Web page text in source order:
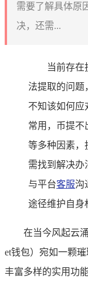
需要了解具体原
决，还需...
当前存在
法提取的问题
不知该如何应
常用，币提不
等多种因素，
需找到解决办
与平台客服沟
途径维护自身
在当今风起云
et钱包）宛如一颗
丰富多样的实用功